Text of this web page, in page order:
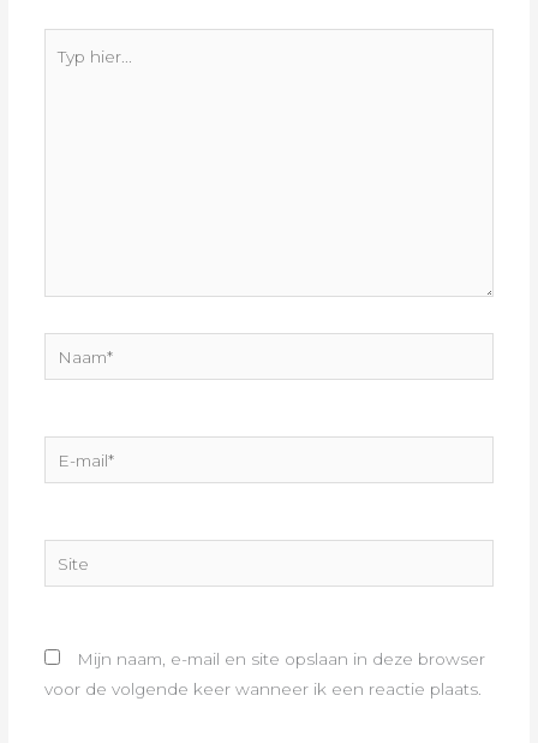
hier...
mail*
Site
Mijn naam, e-mail en site opslaan in deze browser
voor de volgende keer wanneer ik een reactie plaats.